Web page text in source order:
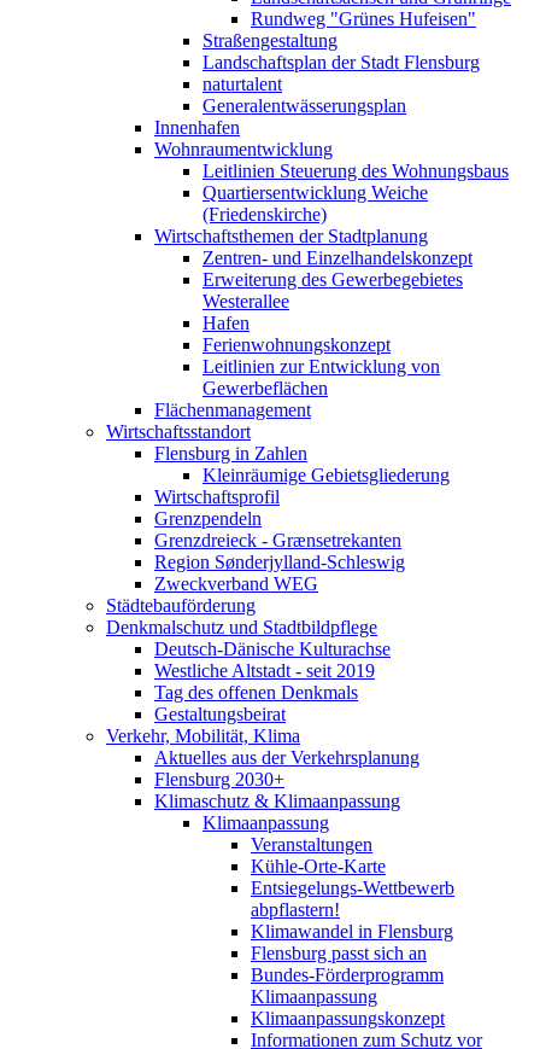
Rundweg "Grünes Hufeisen"
Straßengestaltung
Landschaftsplan der Stadt Flensburg
naturtalent
Generalentwässerungsplan
Innenhafen
Wohnraumentwicklung
Leitlinien Steuerung des Wohnungsbaus
Quartiersentwicklung Weiche
(Friedenskirche)
Wirtschaftsthemen der Stadtplanung
Zentren- und Einzelhandelskonzept
Erweiterung des Gewerbegebietes
Westerallee
Hafen
Ferienwohnungskonzept
Leitlinien zur Entwicklung von
Gewerbeflächen
Flächenmanagement
Wirtschaftsstandort
Flensburg in Zahlen
Kleinräumige Gebietsgliederung
Wirtschaftsprofil
Grenzpendeln
Grenzdreieck - Grænsetrekanten
Region Sønderjylland-Schleswig
Zweckverband WEG
Städtebauförderung
Denkmalschutz und Stadtbildpflege
Deutsch-Dänische Kulturachse
Westliche Altstadt - seit 2019
Tag des offenen Denkmals
Gestaltungsbeirat
Verkehr, Mobilität, Klima
Aktuelles aus der Verkehrsplanung
Flensburg 2030+
Klimaschutz & Klimaanpassung
Klimaanpassung
Veranstaltungen
Kühle-Orte-Karte
Entsiegelungs-Wettbewerb
abpflastern!
Klimawandel in Flensburg
Flensburg passt sich an
Bundes-Förderprogramm
Klimaanpassung
Klimaanpassungskonzept
Informationen zum Schutz vor